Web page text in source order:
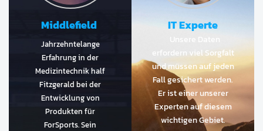
Middlefield
Jahrzehntelange
Erfahrung in der
Medizintechnik half
Fitzgerald bei der
Entwicklung von
Produkten für
ForSports. Sein
IT Experte
Unsere Daten
erfordern viel Sorgfalt
und müssen auf jeden
Fall gesichert werden.
Er ist einer unserer
Experten auf diesem
wichtigen Gebiet.